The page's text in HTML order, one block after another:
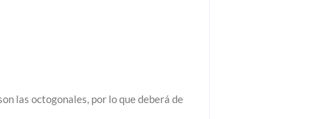
las octogonales, por lo que deberá de